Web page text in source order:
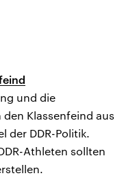
und die
Klassenfeind aus
der DDR-Politik.
Athleten sollten